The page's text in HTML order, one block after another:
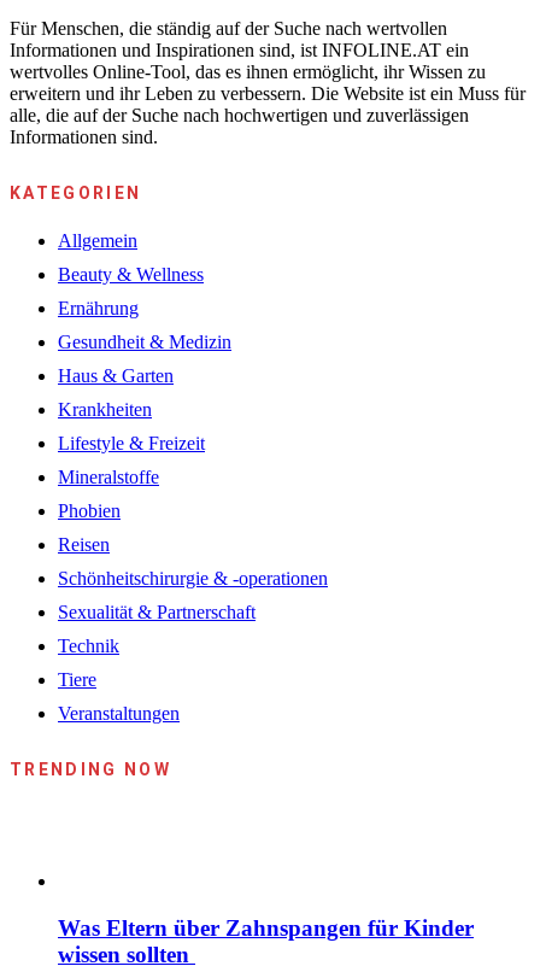
Für Menschen, die ständig auf der Suche nach wertvollen
Informationen und Inspirationen sind, ist INFOLINE.AT ein
wertvolles Online-Tool, das es ihnen ermöglicht, ihr Wissen zu
erweitern und ihr Leben zu verbessern. Die Website ist ein Muss für
alle, die auf der Suche nach hochwertigen und zuverlässigen
Informationen sind.
KATEGORIEN
Allgemein
Beauty & Wellness
Ernährung
Gesundheit & Medizin
Haus & Garten
Krankheiten
Lifestyle & Freizeit
Mineralstoffe
Phobien
Reisen
Schönheitschirurgie & -operationen
Sexualität & Partnerschaft
Technik
Tiere
Veranstaltungen
TRENDING NOW
Was Eltern über Zahnspangen für Kinder
wissen sollten